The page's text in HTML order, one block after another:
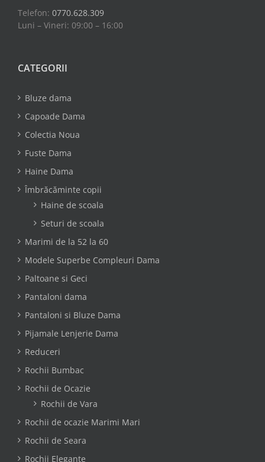
Telefon: 0770.628.309
Luni – Vineri: 09:00 – 16:00
CATEGORII
Bluze dama
Capoade Dama
Colectia Noua
Fuste Dama
Haine Dama
Îmbrăcăminte copii
Haine de scoala
Seturi de scoala
Marimi de la 52 la 60
Modele Superbe Compleuri Dama
Paltoane si Geci
Pantaloni dama
Pantaloni si Bluze Dama
Pijamale Lenjerie Dama
Reduceri
Rochii Bumbac
Rochii de Ocazie
Rochii de Vara
Rochii de ocazie Marimi Mari
Rochii de Seara
Rochii Elegante